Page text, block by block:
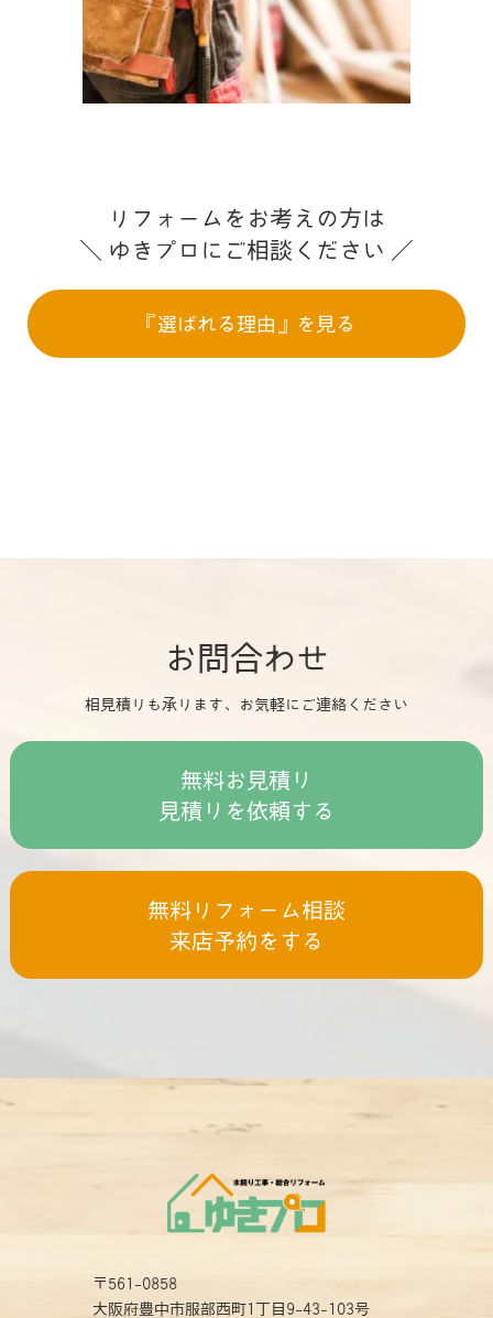
リフォームをお考えの方は
＼ ゆきプロにご相談ください ／
『選ばれる理由』を見る
お問合わせ
相見積りも承ります、お気軽にご連絡ください
無料お見積り
見積りを依頼する
無料リフォーム相談
来店予約をする
〒561-0858
大阪府豊中市服部西町1丁目9-43-103号